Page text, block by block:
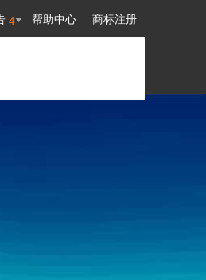
4 帮助中心 商标注册